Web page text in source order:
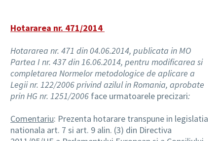
Hotararea nr. 471/2014
Hotararea nr. 471 din 04.06.2014, publicata in MO
Partea I nr. 437 din 16.06.2014, pentru modificarea si
completarea Normelor metodologice de aplicare a
Legii nr. 122/2006 privind azilul in Romania, aprobate
prin HG nr. 1251/2006 face urmatoarele precizari:
Comentariu: Prezenta hotarare transpune in legislatia
nationala art. 7 si art. 9 alin. (3) din Directiva